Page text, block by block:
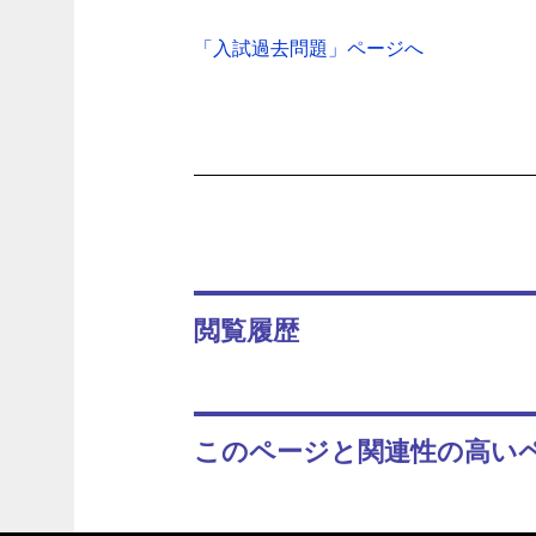
「入試過去問題」ページへ
閲覧履歴
このページと関連性の高い